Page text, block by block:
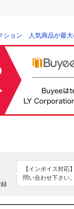
ション 人気商品が最大
録
【インボイス対
問い合わせ下さい。
よろしくお願いい